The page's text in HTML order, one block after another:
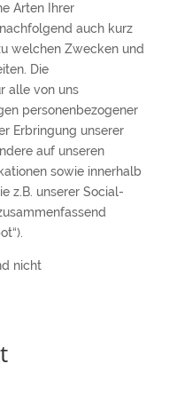
Arten Ihrer
auch kurz
welchen Zwecken und
Die
alle von uns
personenbezogener
Erbringung unserer
auf unseren
sowie innerhalb
z.B. unserer Social-
nicht